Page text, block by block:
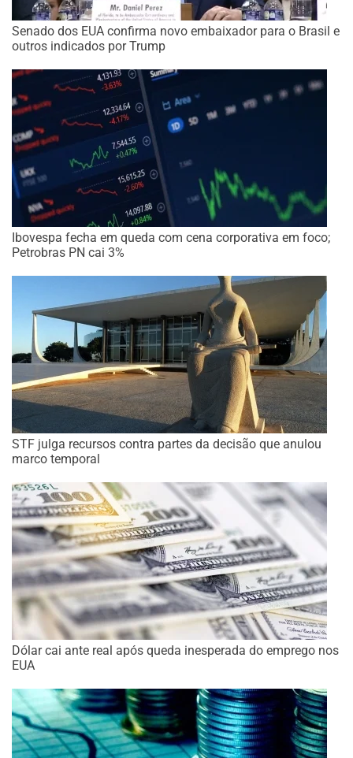
Senado dos EUA confirma novo embaixador para o Brasil e
outros indicados por Trump
Ibovespa fecha em queda com cena corporativa em foco;
Petrobras PN cai 3%
STF julga recursos contra partes da decisão que anulou
marco temporal
Dólar cai ante real após queda inesperada do emprego nos
EUA